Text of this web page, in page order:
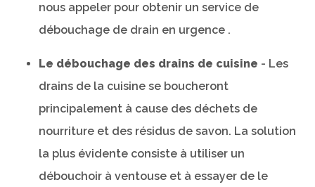
nous appeler pour obtenir un service de
débouchage de drain en urgence .
Le débouchage des drains de cuisine - Les
drains de la cuisine se boucheront
principalement à cause des déchets de
nourriture et des résidus de savon. La solution
la plus évidente consiste à utiliser un
débouchoir à ventouse et à essayer de le